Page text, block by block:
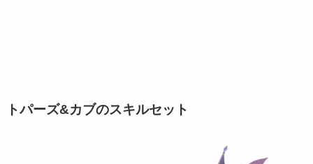
トパーズ&カブのスキルセット